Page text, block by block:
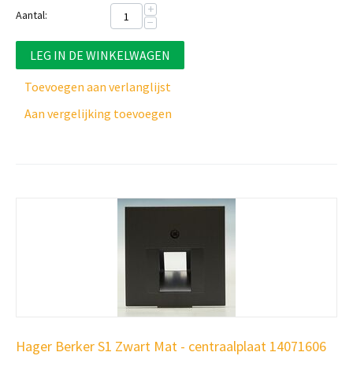
Aantal:
+
−
LEG IN DE WINKELWAGEN
Toevoegen aan verlanglijst
Aan vergelijking toevoegen
Hager Berker S1 Zwart Mat - centraalplaat 14071606